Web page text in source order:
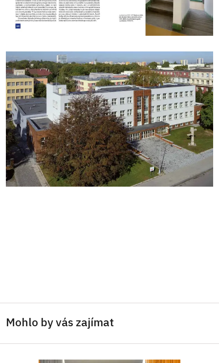
Mohlo by vás zajímat